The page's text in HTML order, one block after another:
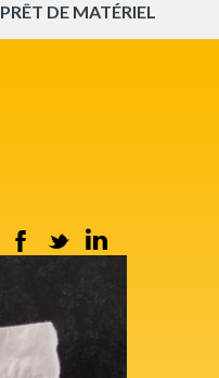
PRÊT DE MATÉRIEL
Print Facebook
Twitter